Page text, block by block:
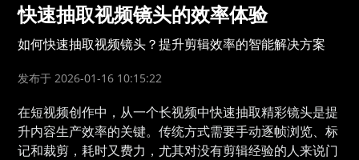
快速抽取视频镜头的效率体验
如何快速抽取视频镜头？提升剪辑效率的智能解决方案
发布于 2026-01-16 10:15:22
在短视频创作中，从一个长视频中快速抽取精彩镜头是提
升内容生产效率的关键。传统方式需要手动逐帧浏览、标
记和裁剪，耗时又费力，尤其对没有剪辑经验的人来说门